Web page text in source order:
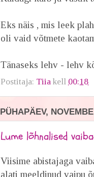
Eks näis , mis leek
oli vaid võtmete
Tänaseks lehv - lehv
Postitaja: Tiia kell 00:18
PÜHAPÄEV,
Lume lõhnalised
Viisime abistajaga
alati meeldinud vaipu